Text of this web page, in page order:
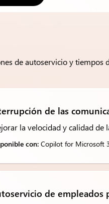
de autoservicio y
de las
la velocidad y calidad de
con:Copilot for Microsoft
de empleados